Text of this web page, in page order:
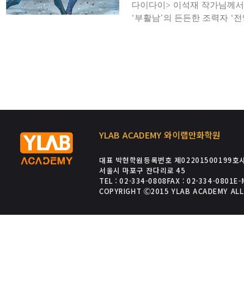
다이다이> 이석재 작가님께
‘부활남’의 든든한 조력자 ‘전
YLAB ACADEMY 와이랩만화학원
대표 박현학원등록번호 제02201500199호
서울시 마포구 잔다리로 45
TEL : 02-334-0808FAX : 02-334-0801E-
COPYRIGHT Ⓒ2015 YLAB ACADEMY ALL